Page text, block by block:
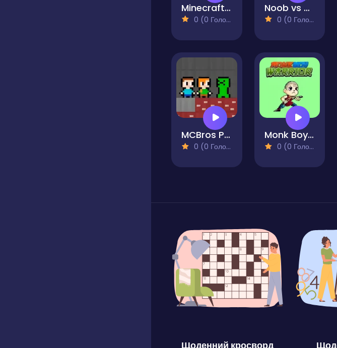
Minecraft Blockman Go
0 (0 Голосів)
Noob vs TNT Boom
0 (0 Голосів)
MCBros PixelCraft
0 (0 Голосів)
Monk Boy Warrior
0 (0 Голосів)
Щоденний кросворд